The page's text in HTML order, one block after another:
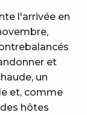
l'arrivée en
et
un
et, comme
hôtes